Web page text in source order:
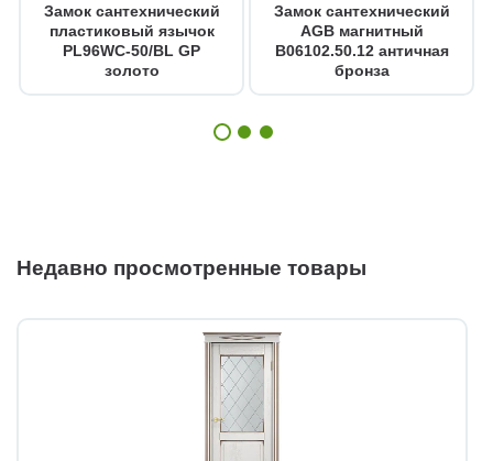
Замок сантехнический
пластиковый язычок
PL96WC-50/BL GP
золото
Замок сантехнический
AGB магнитный
B06102.50.12 античная
бронза
Недавно просмотренные товары